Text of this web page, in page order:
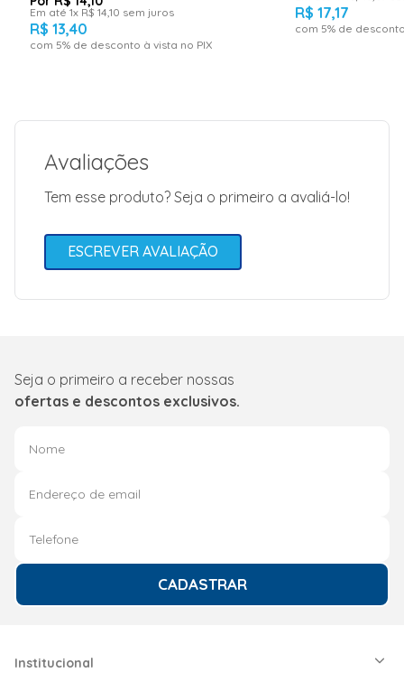
Em até 1x R$ 14 10 sem juros
R$ 13,40
com 5% de desconto à vista no PIX
R$ 17,17
com 5% de
Avaliações
Tem esse produto? Seja o primeiro a avaliá-lo!
ESCREVER AVALIAÇÃO
Seja o primeiro a receber nossas
ofertas e descontos exclusivos.
CADASTRAR
Institucional